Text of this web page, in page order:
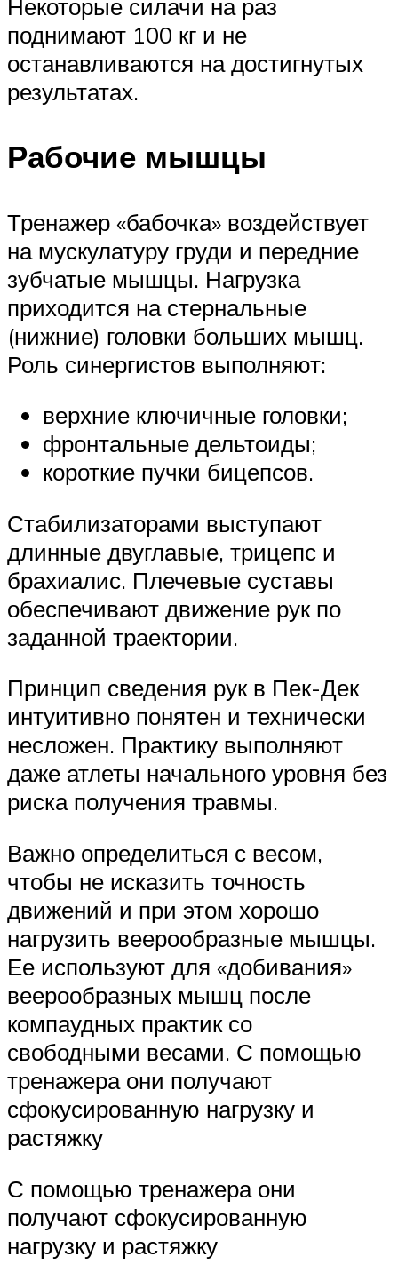
Некоторые силачи на раз
поднимают 100 кг и не
останавливаются на достигнутых
результатах.
Рабочие мышцы
Тренажер «бабочка» воздействует
на мускулатуру груди и передние
зубчатые мышцы. Нагрузка
приходится на стернальные
(нижние) головки больших мышц.
Роль синергистов выполняют:
верхние ключичные головки;
фронтальные дельтоиды;
короткие пучки бицепсов.
Стабилизаторами выступают
длинные двуглавые, трицепс и
брахиалис. Плечевые суставы
обеспечивают движение рук по
заданной траектории.
Принцип сведения рук в Пек-Дек
интуитивно понятен и технически
несложен. Практику выполняют
даже атлеты начального уровня без
риска получения травмы.
Важно определиться с весом,
чтобы не исказить точность
движений и при этом хорошо
нагрузить веерообразные мышцы.
Ее используют для «добивания»
веерообразных мышц после
компаудных практик со
свободными весами. С помощью
тренажера они получают
сфокусированную нагрузку и
растяжку
С помощью тренажера они
получают сфокусированную
нагрузку и растяжку